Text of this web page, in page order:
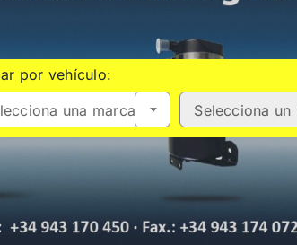
por vehículo:
una marca Selecciona un